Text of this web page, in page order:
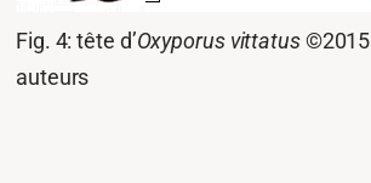
Fig. 4: tête d’Oxyporus vittatus©2015
auteurs